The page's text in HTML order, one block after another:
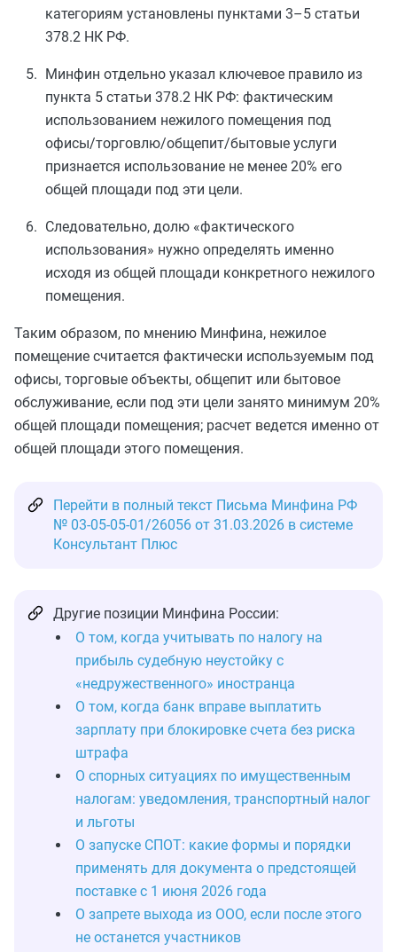
категориям установлены пунктами 3–5 статьи
378.2 НК РФ.
Минфин отдельно указал ключевое правило из
пункта 5 статьи 378.2 НК РФ: фактическим
использованием нежилого помещения под
офисы/торговлю/общепит/бытовые услуги
признается использование не менее 20% его
общей площади под эти цели.
Следовательно, долю «фактического
использования» нужно определять именно
исходя из общей площади конкретного нежилого
помещения.
Таким образом, по мнению Минфина, нежилое
помещение считается фактически используемым под
офисы, торговые объекты, общепит или бытовое
обслуживание, если под эти цели занято минимум 20%
общей площади помещения; расчет ведется именно от
общей площади этого помещения.
Перейти в полный текст Письма Минфина РФ
№ 03-05-05-01/26056 от 31.03.2026 в системе
Консультант Плюс
Другие позиции Минфина России:
О том, когда учитывать по налогу на
прибыль судебную неустойку с
«недружественного» иностранца
О том, когда банк вправе выплатить
зарплату при блокировке счета без риска
штрафа
О спорных ситуациях по имущественным
налогам: уведомления, транспортный налог
и льготы
О запуске СПОТ: какие формы и порядки
применять для документа о предстоящей
поставке с 1 июня 2026 года
О запрете выхода из ООО, если после этого
не останется участников